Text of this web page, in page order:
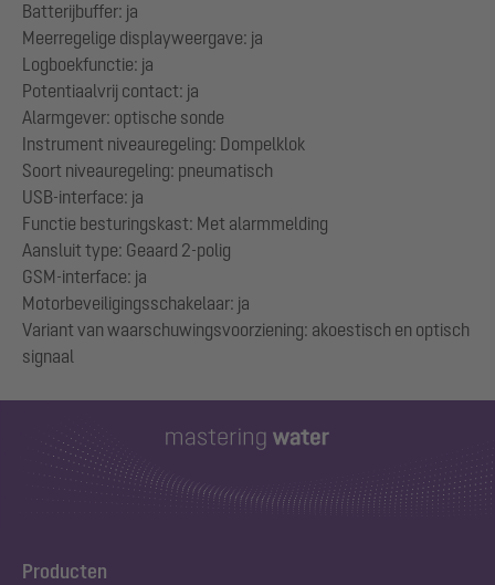
Batterijbuffer: ja
Meerregelige displayweergave: ja
Logboekfunctie: ja
Potentiaalvrij contact: ja
Alarmgever: optische sonde
Instrument niveauregeling: Dompelklok
Soort niveauregeling: pneumatisch
USB-interface: ja
Functie besturingskast: Met alarmmelding
Aansluit type: Geaard 2-polig
GSM-interface: ja
Motorbeveiligingsschakelaar: ja
Variant van waarschuwingsvoorziening: akoestisch en optisch
Producten